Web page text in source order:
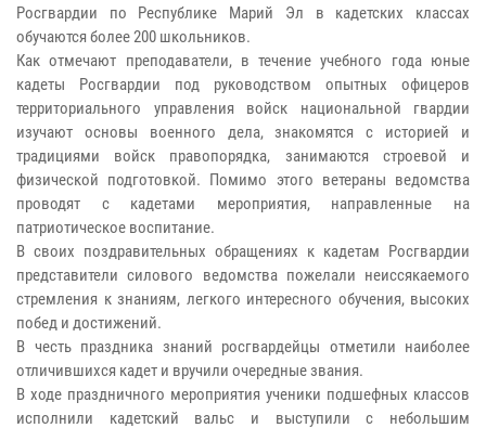
Росгвардии по Республике Марий Эл в кадетских классах
обучаются более 200 школьников.
Как отмечают преподаватели, в течение учебного года юные
кадеты Росгвардии под руководством опытных офицеров
территориального управления войск национальной гвардии
изучают основы военного дела, знакомятся с историей и
традициями войск правопорядка, занимаются строевой и
физической подготовкой. Помимо этого ветераны ведомства
проводят с кадетами мероприятия, направленные на
патриотическое воспитание.
В своих поздравительных обращениях к кадетам Росгвардии
представители силового ведомства пожелали неиссякаемого
стремления к знаниям, легкого интересного обучения, высоких
побед и достижений.
В честь праздника знаний росгвардейцы отметили наиболее
отличившихся кадет и вручили очередные звания.
В ходе праздничного мероприятия ученики подшефных классов
исполнили кадетский вальс и выступили с небольшим